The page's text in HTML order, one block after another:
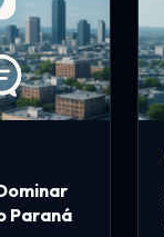
Paraná